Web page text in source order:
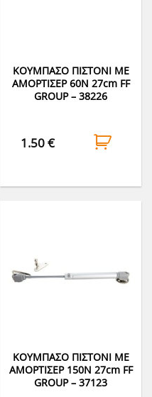
ΚΟΥΜΠΑΣΟ ΠΙΣΤΟΝΙ ΜΕ
ΑΜΟΡΤΙΣΕΡ 60Ν 27cm FF
GROUP – 38226
1.50€
ΚΟΥΜΠΑΣΟ ΠΙΣΤΟΝΙ ΜΕ
ΑΜΟΡΤΙΣΕΡ 150Ν 27cm FF
GROUP – 37123